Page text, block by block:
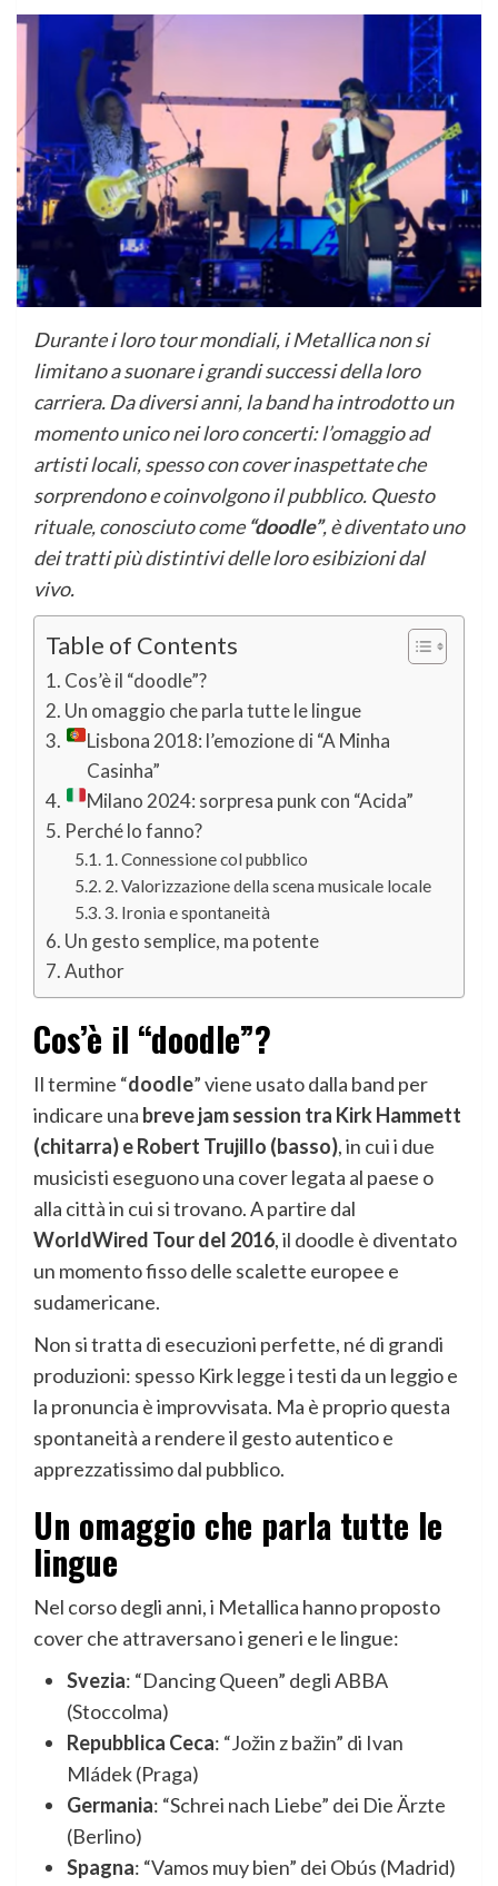
Durante i loro tour mondiali, i Metallica non si
limitano a suonare i grandi successi della loro
carriera. Da diversi anni, la band ha introdotto un
momento unico nei loro concerti: l’omaggio ad
artisti locali, spesso con cover inaspettate che
sorprendono e coinvolgono il pubblico. Questo
rituale, conosciuto come“doodle”, è diventato uno
dei tratti più distintivi delle loro esibizioni dal
vivo.
Table of Contents
Cos’è il “doodle”?
Un omaggio che parla tutte le lingue
Lisbona 2018: l’emozione di “A Minha
Casinha”
Milano 2024: sorpresa punk con “Acida”
Perché lo fanno?
1. Connessione col pubblico
2. Valorizzazione della scena musicale locale
3. Ironia e spontaneità
Un gesto semplice, ma potente
Author
Cos’è il “doodle”?
Il termine “doodle” viene usato dalla band per
indicare una breve jam session tra Kirk Hammett
(chitarra) e Robert Trujillo (basso), in cui i due
musicisti eseguono una cover legata al paese o
alla città in cui si trovano. A partire dal
WorldWired Tour del 2016, il doodle è diventato
un momento fisso delle scalette europee e
sudamericane.
Non si tratta di esecuzioni perfette, né di grandi
produzioni: spesso Kirk legge i testi da un leggio e
la pronuncia è improvvisata. Ma è proprio questa
spontaneità a rendere il gesto autentico e
apprezzatissimo dal pubblico.
Un omaggio che parla tutte le
lingue
Nel corso degli anni, i Metallica hanno proposto
cover che attraversano i generi e le lingue:
Svezia: “Dancing Queen” degli ABBA
(Stoccolma)
Repubblica Ceca: “Jožin z bažin” di Ivan
Mládek (Praga)
Germania: “Schrei nach Liebe” dei Die Ärzte
(Berlino)
Spagna: “Vamos muy bien” dei Obús (Madrid)